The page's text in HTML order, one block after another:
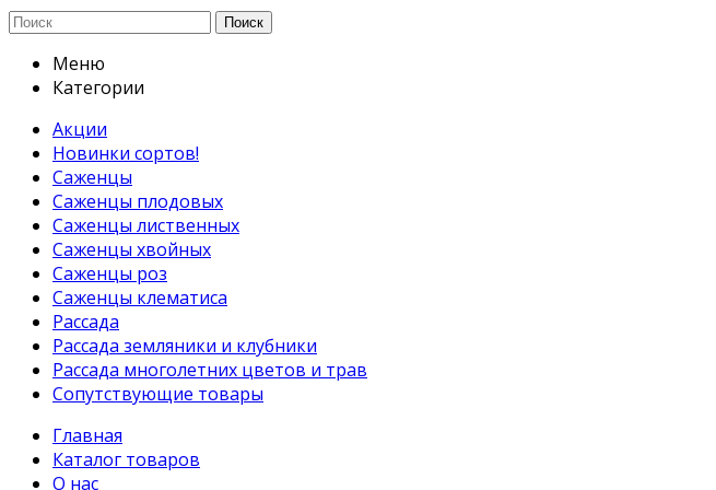
Поиск
Меню
Категории
Акции
Новинки сортов!
Саженцы
Саженцы плодовых
Саженцы лиственных
Саженцы хвойных
Саженцы роз
Саженцы клематиса
Рассада
Рассада земляники и клубники
Рассада многолетних цветов и трав
Сопутствующие товары
Главная
Каталог товаров
О нас